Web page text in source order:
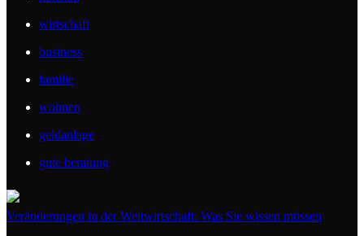
wirtschaft
business
familie
wohnen
geldanlage
gute beratung
Veränderungen in der Weltwirtschaft: Was Sie wissen müssen